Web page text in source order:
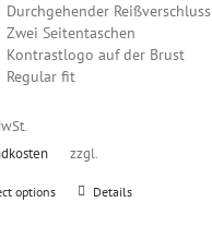
Durchgehender Reißverschluss
Zwei Seitentaschen
Kontrastlogo auf der Brust
Regular fit
zzgl.
options
Dieses
Details